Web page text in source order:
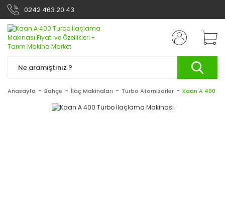
0242 463 20 43
Anasayfa Bahçe İlaç Makinaları Turbo Atomizörler Kaan A 400